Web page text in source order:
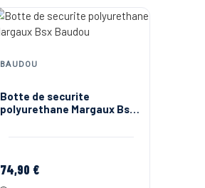
BAUDOU
Botte de securite
polyurethane Margaux Bsx
74,90 €